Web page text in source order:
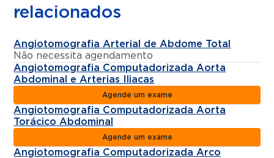
relacionados
Angiotomografia Arterial de Abdome Total
Não necessita agendamento
Angiotomografia Computadorizada Aorta
Abdominal e Arterias Iliacas
Agende um exame
Angiotomografia Computadorizada Aorta
Torácico Abdominal
Agende um exame
Angiotomografia Computadorizada Arco